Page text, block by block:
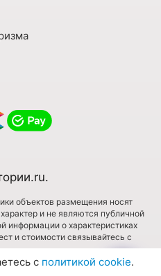
объектов размещения носят
и не являются публичной
информации о характеристиках
и стоимости связывайтесь с
консультация специалиста.
с политикой cookie.